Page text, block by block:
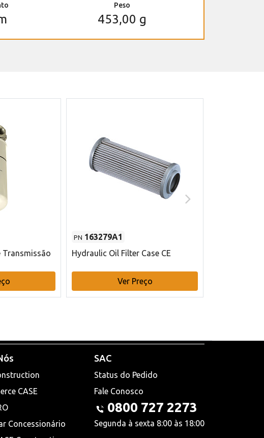
Peso
453,00 g
Transmissão
PN 163279A1
Hydraulic Oil Filter Case CE
Ver Preço
CASE
Concessionário
SAC
Status do Pedido
Fale Conosco
0800 727 2273
Segunda à sexta 8:00 às 18:00